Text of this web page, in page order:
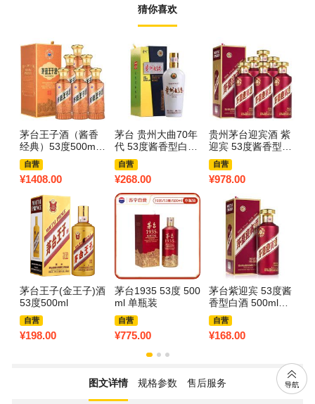
猜你喜欢
茅台王子酒（酱香
经典）53度500mL*
6 整箱装 酱香型白
酒
自营
¥1408.00
茅台 贵州大曲70年
代 53度酱香型白酒
500ml单瓶
自营
¥268.00
贵州茅台迎宾酒 紫
迎宾 53度酱香型白
酒 500ml*6瓶 整箱
自营
¥978.00
茅台王子(金王子)酒
53度500ml
自营
¥198.00
茅台1935 53度 500
ml 单瓶装
自营
¥775.00
茅台紫迎宾 53度酱
香型白酒 500ml单
瓶装
自营
¥168.00
图文详情 规格参数 售后服务